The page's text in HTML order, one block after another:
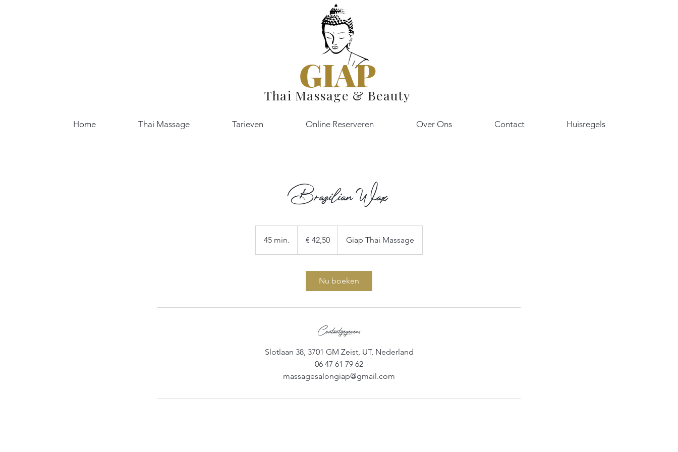
GIAP
Thai Massage & Beauty
Home Thai Massage Tarieven Online Reserveren Over Ons Contact Huisregels
Brazilian Wax
45 min.
5
€ 42,50 Giap Thai Massage
Nu boeken
Contactgegevens
Slotlaan 38, 3701 GM Zeist, UT, Nederland
06 47 61 79 62
massagesalongiap@gmail.com